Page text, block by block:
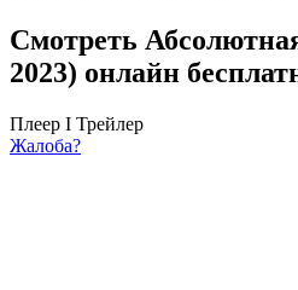
Смотреть
2023) онлайн
Плеер I Трейлер
Жалоба?